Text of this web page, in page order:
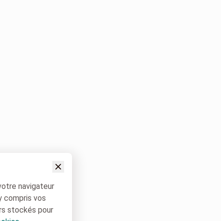
navigateur
compris vos
stockés pour